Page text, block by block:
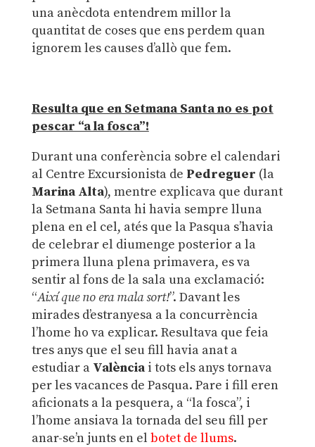
una anècdota entendrem millor la
quantitat de coses que ens perdem quan
ignorem les causes d’allò que fem.
Resulta que en Setmana Santa no es pot
pescar “a la fosca”!
Durant una conferència sobre el calendari
al Centre Excursionista de Pedreguer (la
Marina Alta), mentre explicava que durant
la Setmana Santa hi havia sempre lluna
plena en el cel, atés que la Pasqua s’havia
de celebrar el diumenge posterior a la
primera lluna plena primavera, es va
sentir al fons de la sala una exclamació:
“Així que no era mala sort!”. Davant les
mirades d’estranyesa a la concurrència
l’home ho va explicar. Resultava que feia
tres anys que el seu fill havia anat a
estudiar a Valènciai tots els anys tornava
per les vacances de Pasqua. Pare i fill eren
aficionats a la pesquera, a “la fosca”, i
l’home ansiava la tornada del seu fill per
anar-se’n junts en el botet de llums.